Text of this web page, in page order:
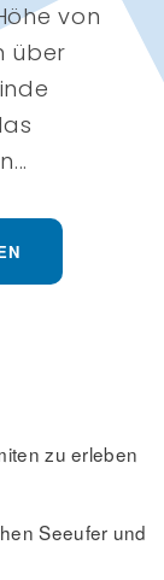
von
über
zu erleben
Seeufer und